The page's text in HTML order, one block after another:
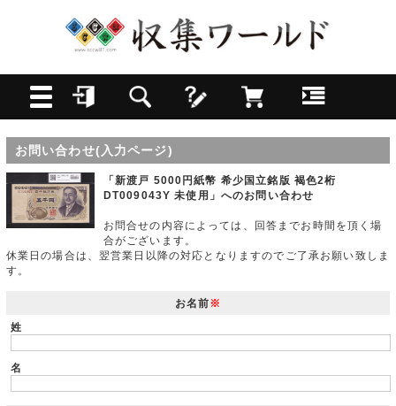
お問い合わせ(入力ページ)
「新渡戸 5000円紙幣 希少国立銘版 褐色2桁
DT009043Y 未使用」へのお問い合わせ
お問合せの内容によっては、回答までお時間を頂く場
合がございます。
休業日の場合は、翌営業日以降の対応となりますのでご了承お願い致しま
す。
お名前※
姓
名